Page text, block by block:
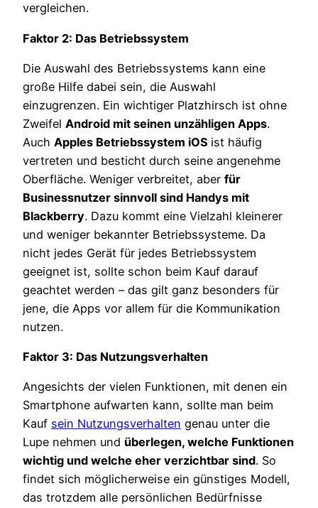
vergleichen.
Faktor 2: Das Betriebssystem
Die Auswahl des Betriebssystems kann eine
große Hilfe dabei sein, die Auswahl
einzugrenzen. Ein wichtiger Platzhirsch ist ohne
Zweifel Android mit seinen unzähligen Apps.
Auch Apples Betriebssystem iOS ist häufig
vertreten und besticht durch seine angenehme
Oberfläche. Weniger verbreitet, aber für
Businessnutzer sinnvoll sind Handys mit
Blackberry. Dazu kommt eine Vielzahl kleinerer
und weniger bekannter Betriebssysteme. Da
nicht jedes Gerät für jedes Betriebssystem
geeignet ist, sollte schon beim Kauf darauf
geachtet werden – das gilt ganz besonders für
jene, die Apps vor allem für die Kommunikation
nutzen.
Faktor 3: Das Nutzungsverhalten
Angesichts der vielen Funktionen, mit denen ein
Smartphone aufwarten kann, sollte man beim
Kauf sein Nutzungsverhalten genau unter die
Lupe nehmen und überlegen, welche Funktionen
wichtig und welche eher verzichtbar sind. So
findet sich möglicherweise ein günstiges Modell,
das trotzdem alle persönlichen Bedürfnisse